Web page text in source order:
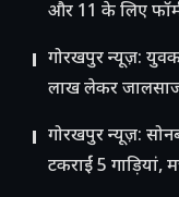
और 11 के लिए
गोरखपुर न्यूज़:
लाख लेकर
गोरखपुर न्यूज़:
टकराईं 5 गाड़ियां,